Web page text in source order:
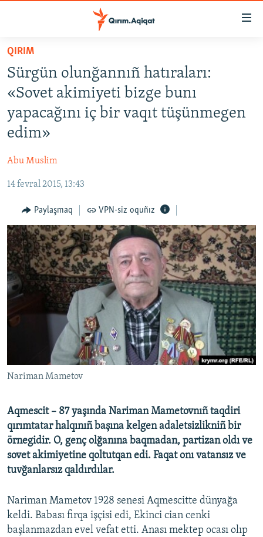
Esas
qaytmaq
Baş
navigatsiyağa
qaytmaq
Qıdıruvğa
SİYASET
İQTİSADİYAT
CEMİYET
VİDEO
SÜRET
BLOGLAR
FİKİR
Русский
Українською
QIRIM
Sürgün olunğannıñ hatıraları:
«Sovet akimiyeti bizge bunı
yapacağını iç bir vaqıt tüşünmegen
edim»
Abu Muslim
14 fevral 2015, 13:43
Paylaşmaq VPN-siz oquñız
Nariman Mametov
Aqmescit – 87 yaşında Nariman Mametovnıñ taqdiri
qırımtatar halqınıñ başına kelgen adaletsizlikniñ bir
örnegidir. O, genç olğanına baqmadan, partizan oldı ve
sovet akimiyetine qoltutqan edi. Faqat onı vatansız ve
tuvğanlarsız qaldırdılar.
Nariman Mametov 1928 senesi Aqmescitte dünyağa
keldi. Babası firqa işçisi edi, Ekinci cian cenki
başlanmazdan evel vefat etti. Anası mektep ocası olıp